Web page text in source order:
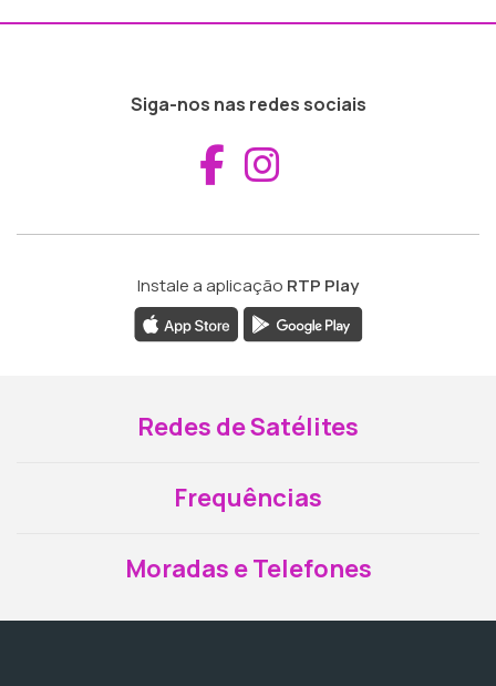
Siga-nos nas redes sociais
Aceder ao
Instale a aplicação RTP Play
Redes de Satélites
Frequências
Moradas e Telefones